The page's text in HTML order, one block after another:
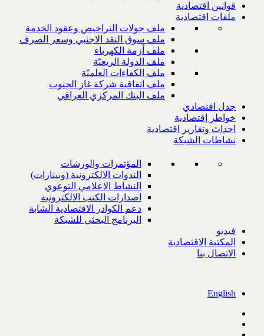
قوانين اقتصادية
ملفات اقتصادية
ملف جولات التراخيص وعقود الخدمة
ملف سوق النقد الاجنبي وسعر الصرف
ملف أزمة الكهرباء
ملف الدولة الريعيّة
ملف الكفاءات العلميّة
ملف اتفاقية شركة غاز الجنوب
ملف البنك المركزي العراقي
جدل اقتصادي
خواطر إقتصادية
احداث وتقارير اقتصادية
نشاطات الشبكة
المؤتمرات والورشات
الندوات الالكترونية (وبينارات)
النشاط الاعلامي التوعوي
اصدارات الكتب الالكترونية
دعم الكوادر الاقتصادية الشابة
البرنامج البحثي للشبكة
فيديو
المكتبة الاقتصادية
الاتصال بنا
English